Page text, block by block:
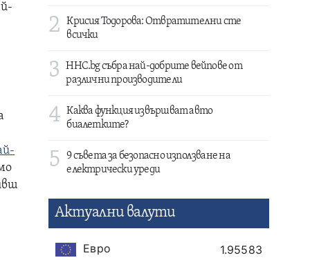
2
Крисия Тодорова: Отвратителни сте
всички
3
HHC.bg събра най-добрите вейпове от
различни производители
4 Каква функция извършват авто
биалетките?
5
9 съвета за безопасно използване на
електрически уреди
Актуални валути
Евро
1.95583